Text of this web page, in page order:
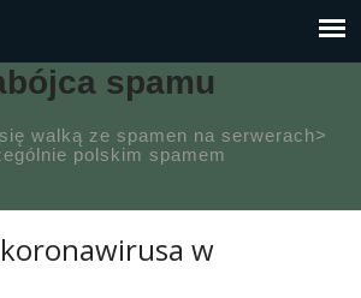
spamu
walką ze spamen na serwerach>
polskim spamem
w